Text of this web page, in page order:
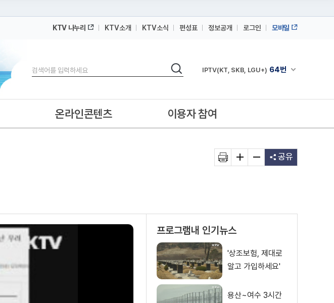
KTV 나누리 KTV소개 KTV소식 편성표 정보공개 로그인 모바일
검색
검색 채널안내 펼쳐
IPTV(KT, SKB, LGU+) 64번
IPTV(KT, SKB, LGU+)
온라인콘텐츠 이용자 참여
공유
프로그램내 인기뉴스
'상조보험, 제대로
알고 가입하세요'
용산~여수 3시간